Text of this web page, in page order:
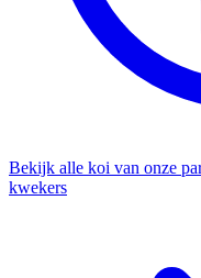
Bekijk alle koi van onze
kwekers